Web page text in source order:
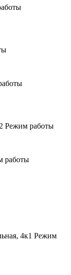
Режим работы
работы
4к1 Режим